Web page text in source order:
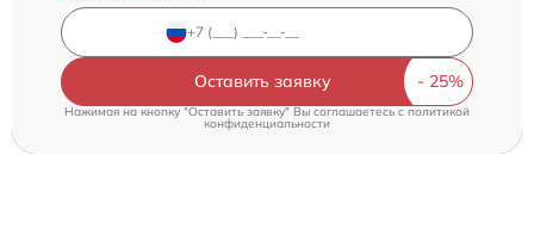
Оставить заявку
Нажимая на кнопку "Оставить заявку" Вы соглашаетесь cполитикой
конфиденциальности